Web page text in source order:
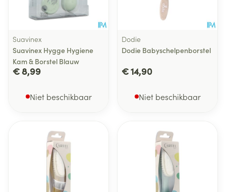
Suavinex
Suavinex Hygge Hygiene
Kam & Borstel Blauw
€ 8,99
Niet beschikbaar
Dodie
Dodie Babyschelpenborstel
€ 14,90
Niet beschikbaar